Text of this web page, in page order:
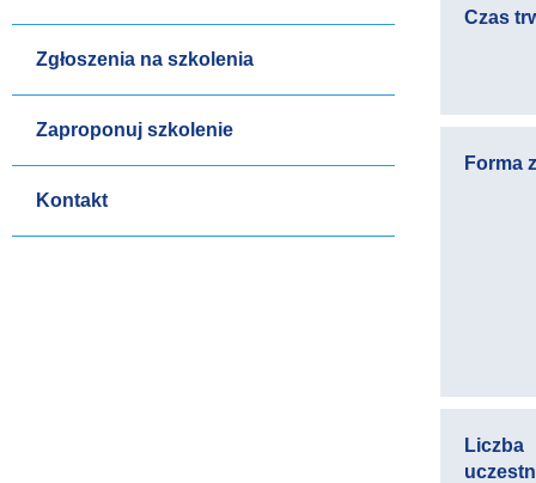
Zgłoszenia na szkolenia
Zaproponuj szkolenie
Kontakt
Czas
Forma
Liczba